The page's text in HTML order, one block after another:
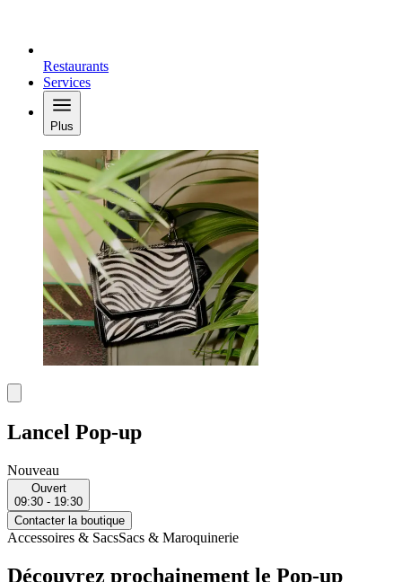
Restaurants
Services
Plus
Lancel Pop-up
Nouveau
Ouvert
09:30 - 19:30
Contacter la boutique
Accessoires & SacsSacs & Maroquinerie
Découvrez prochainement le Pop-up